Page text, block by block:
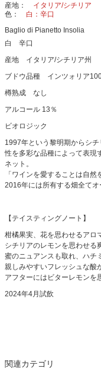
産地
イタリア/シチリア
色
白：辛口
Baglio di Pianetto Insolia
白 辛口
産地 イタリア/シチリア州
ブドウ品種 インツォリア
樽熟成 なし
アルコール 13％
ビオロジック
1997年という黎明期からシ
性を多彩な品種によって表現
ネット。
「ワインを愛することは自
2016年には所有する畑全てオ
【テイスティングノート】
柑橘果実、花を思わせるアロ
シチリアのレモンを思わせる
蜜のニュアンスも取れ、ハチ
親しみやすいフレッシュな酸
アフターにはビターレモンを
2024年4月試飲
関連カテゴリ